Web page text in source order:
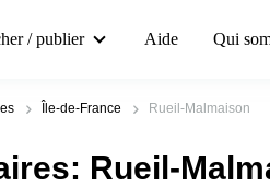
/ publier Aide Qui
Île-de-France Rueil-Malmaison
: Rueil-